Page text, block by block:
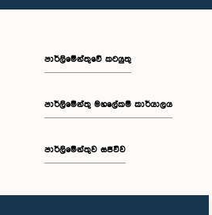
පාර්ලිමේන්තුවේ කටයුතු
පාර්ලිමේන්තු මහලේකම් කාර්යාලය
පාර්ලිමේන්තුව සජීවීව